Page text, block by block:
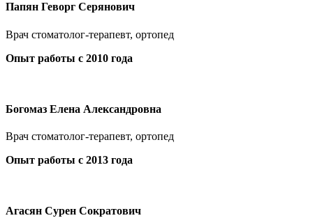
Папян Геворг Серянович
Врач стоматолог-терапевт, ортопед
Опыт работы с 2010 года
Богомаз Елена Александровна
Врач стоматолог-терапевт, ортопед
Опыт работы с 2013 года
Агасян Сурен Сократович